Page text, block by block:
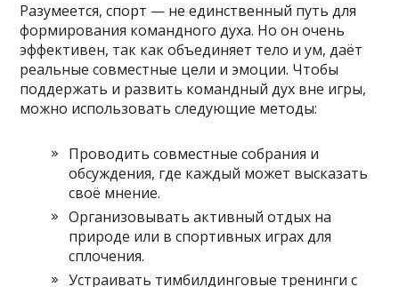
Разумеется, спорт — не единственный путь для
формирования командного духа. Но он очень
эффективен, так как объединяет тело и ум, даёт
реальные совместные цели и эмоции. Чтобы
поддержать и развить командный дух вне игры,
можно использовать следующие методы:
Проводить совместные собрания и
обсуждения, где каждый может высказать
своё мнение.
Организовывать активный отдых на
природе или в спортивных играх для
сплочения.
Устраивать тимбилдинговые тренинги с